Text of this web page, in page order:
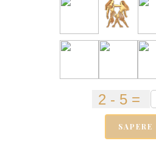
SAPERE